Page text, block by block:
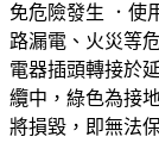
免危險發生 ．使
路漏電、火災等
電器插頭轉接於
纜中，綠色為接
將損毀，即無法